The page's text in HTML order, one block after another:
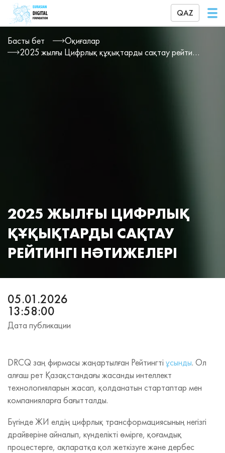
QAZ
Басты бет
Оқиғалар
2025 жылғы Цифрлық құқықтарды сақтау рейтингі нәтижелері
2025 ЖЫЛҒЫ ЦИФРЛЫҚ
ҚҰҚЫҚТАРДЫ САҚТАУ
РЕЙТИНГІ НӘТИЖЕЛЕРІ
05.01.2026
13:58:00
Дата публикации
DRCQ заң фирмасы жаңартылған Рейтингті ұсынды. Ол
алғаш рет Қазақстандағы жасанды интеллект
технологияларын жасап, қолданатын стартаптар мен
компанияларға бағытталды.
Бүгінде ЖИ елдің цифрлық трансформациясының негізгі
драйверіне айналып, күнделікті өмірге, қоғамдық
процестерге, ақпаратқа қол жеткізуге және дербес